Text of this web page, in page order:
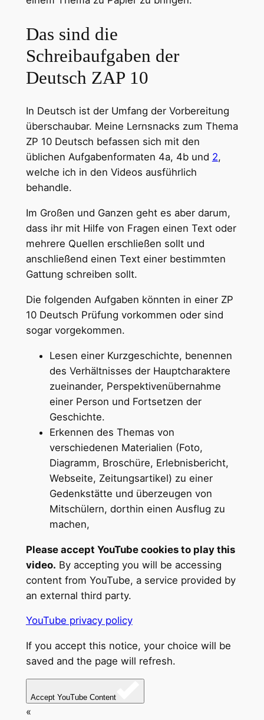
Das sind die
Schreibaufgaben der
Deutsch ZAP 10
In Deutsch ist der Umfang der Vorbereitung
überschaubar. Meine Lernsnacks zum Thema
ZP 10 Deutsch befassen sich mit den
üblichen Aufgabenformaten 4a, 4b und 2,
welche ich in den Videos ausführlich
behandle.
Im Großen und Ganzen geht es aber darum,
dass ihr mit Hilfe von Fragen einen Text oder
mehrere Quellen erschließen sollt und
anschließend einen Text einer bestimmten
Gattung schreiben sollt.
Die folgenden Aufgaben könnten in einer ZP
10 Deutsch Prüfung vorkommen oder sind
sogar vorgekommen.
Lesen einer Kurzgeschichte, benennen
des Verhältnisses der Hauptcharaktere
zueinander, Perspektivenübernahme
einer Person und Fortsetzen der
Geschichte.
Erkennen des Themas von
verschiedenen Materialien (Foto,
Diagramm, Broschüre, Erlebnisbericht,
Webseite, Zeitungsartikel) zu einer
Gedenkstätte und überzeugen von
Mitschülern, dorthin einen Ausflug zu
machen,
Please accept YouTube cookies to play this
video. By accepting you will be accessing
content from YouTube, a service provided by
an external third party.
YouTube privacy policy
If you accept this notice, your choice will be
saved and the page will refresh.
Accept YouTube Content
«